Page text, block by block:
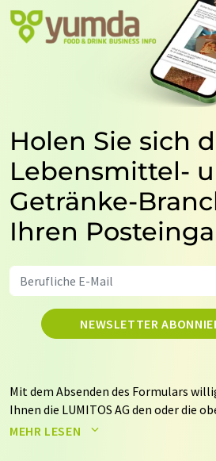
Holen Sie sich
Lebensmittel-
Getränke-
Ihren
NEWSLETTER
Mit dem Absenden des Formulars
Ihnen die LUMITOS AG den oder die
Newsletter per E-Mail zusendet. Ihre
MEHR LESEN